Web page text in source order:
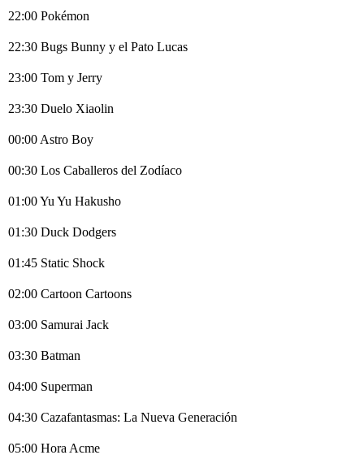
22:00 Pokémon
22:30 Bugs Bunny y el Pato Lucas
23:00 Tom y Jerry
23:30 Duelo Xiaolin
00:00 Astro Boy
00:30 Los Caballeros del Zodíaco
01:00 Yu Yu Hakusho
01:30 Duck Dodgers
01:45 Static Shock
02:00 Cartoon Cartoons
03:00 Samurai Jack
03:30 Batman
04:00 Superman
04:30 Cazafantasmas: La Nueva Generación
05:00 Hora Acme